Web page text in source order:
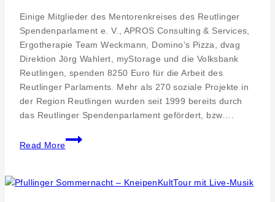
Einige Mitglieder des Mentorenkreises des Reutlinger
Spendenparlament e. V., APROS Consulting & Services,
Ergotherapie Team Weckmann, Domino‘s Pizza, dvag
Direktion Jörg Wahlert, myStorage und die Volksbank
Reutlingen, spenden 8250 Euro für die Arbeit des
Reutlinger Parlaments. Mehr als 270 soziale Projekte in
der Region Reutlingen wurden seit 1999 bereits durch
das Reutlinger Spendenparlament gefördert, bzw….
Read More
APROS
Spende
Mentorenfür